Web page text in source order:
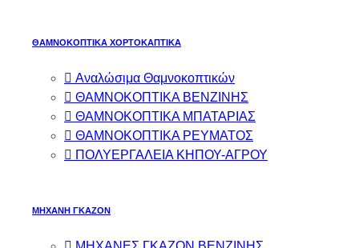
ΘΑΜΝΟΚΟΠΤΙΚΑ ΧΟΡΤΟΚΑΠΤΙΚΑ
Αναλώσιμα Θαμνοκοπτικών
ΘΑΜΝΟΚΟΠΤΙΚΑ ΒΕΝΖΙΝΗΣ
ΘΑΜΝΟΚΟΠΤΙΚΑ ΜΠΑΤΑΡΙΑΣ
ΘΑΜΝΟΚΟΠΤΙΚΑ ΡΕΥΜΑΤΟΣ
ΠΟΛΥΕΡΓΑΛΕΙΑ ΚΗΠΟΥ-ΑΓΡΟΥ
ΜΗΧΑΝΗ ΓΚΑΖΟΝ